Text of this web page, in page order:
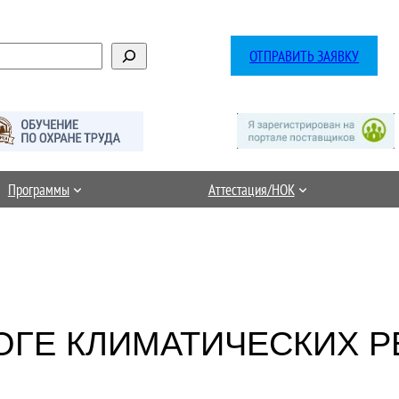
ОТПРАВИТЬ ЗАЯВКУ
Программы Аттестация/НОК
КЛИМАТИЧЕСКИХ